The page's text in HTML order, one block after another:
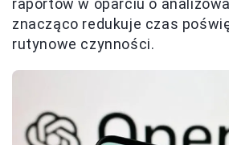
raportów w oparciu o
znacząco redukuje czas
rutynowe czynności.